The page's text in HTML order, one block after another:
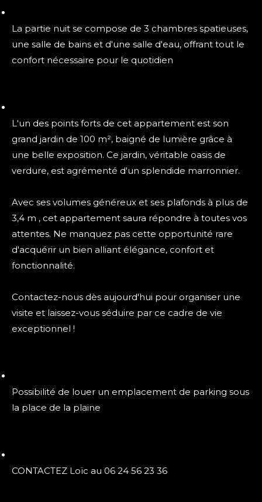
La partie nuit se compose de 3 chambres spatieuses,
une salle de bains et d'une salle d'eau, offrant tout le
confort nécessaire pour le quotidien
L'un des points forts de cet appartement est son
grand jardin de 100 m², baigné de lumière grâce à
une belle exposition. Ce jardin, véritable oasis de
verdure, est agrémenté d'un splendide marronnier.
Avec ses volumes généreux et ses plafonds à plus de
3,4 m , cet appartement saura répondre à toutes vos
attentes. Ne manquez pas cette opportunité rare
d'acquérir un bien alliant élégance, confort et
fonctionnalité.
Contactez-nous dès aujourd'hui pour organiser une
visite et laissez-vous séduire par ce cadre de vie
exceptionnel !
Possibilité de louer un emplacement de parking sous
la place de la plaine
CONTACTEZ Loïc au 06 24 56 23 36